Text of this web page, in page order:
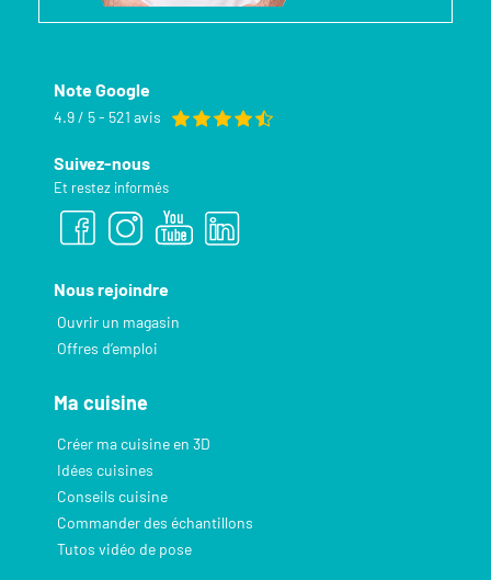
Note Google
4.9 / 5 - 521 avis
Suivez-nous
Et restez informés
Nous rejoindre
Ouvrir un magasin
Offres d’emploi
Ma cuisine
Créer ma cuisine en 3D
Idées cuisines
Conseils cuisine
Commander des échantillons
Tutos vidéo de pose